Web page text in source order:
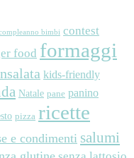
bimbi contest
food formaggi
kids-friendly
Natale pane panino
pizza ricette
e condimenti salumi